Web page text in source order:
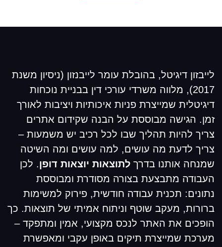
לייבזון דיגיטל, בהובלת עומר לייבנזון (ניסיון משנת
2017), מלווה משרדי עורכי דין בבניית נוכחות
דיגיטלית שמייצרת פניות איכותיות ויציבות לאורך
זמן. הגישה מבוססת על הבנה שקידום אתרים
צריך להיות תהליך שבו לכל רכיב יש משמעות –
צריך לדעת מה עושים, למה עושים ומה השיטה
שמנחה אותנו בדרךלתוצאות יוצאות דופן. לכן
העבודה מתבצעת בצורה מסודרת ומבוססת
נתונים: תכנית עבודה חודשית, פירוק למשימות
ברורות, מעקב שוטף וניתוח אמיתי של תוצאות. כך
הופכים את האתר לנכס מקצועי, אמין ומתפקד –
מערכת שמייצרת תיקים באופן עקבי ומאפשרת